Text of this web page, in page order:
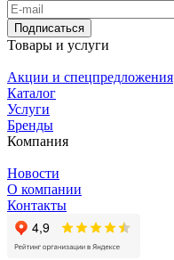
Подписаться
Товары и услуги
Акции и спецпредложения
Каталог
Услуги
Бренды
Компания
Новости
О компании
Контакты